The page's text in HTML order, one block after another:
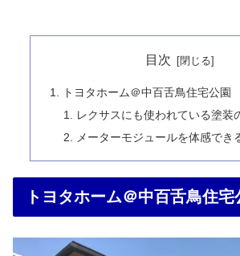
目次
トヨタホーム＠中百舌鳥住宅公園
レクサスにも使われている塗装
メーターモジュールを体感でき
トヨタホーム＠中百舌鳥住宅